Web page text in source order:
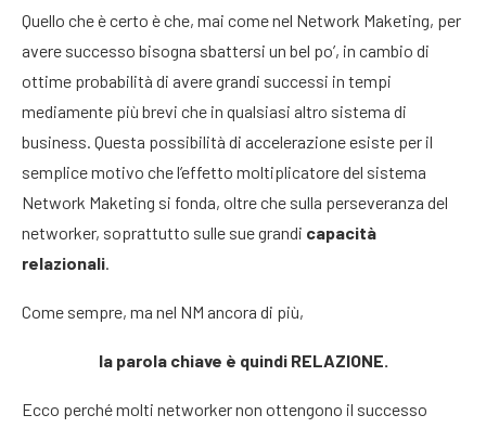
Quello che è certo è che, mai come nel Network Maketing, per
avere successo bisogna sbattersi un bel po’, in cambio di
ottime probabilità di avere grandi successi in tempi
mediamente più brevi che in qualsiasi altro sistema di
business. Questa possibilità di accelerazione esiste per il
semplice motivo che l’effetto moltiplicatore del sistema
Network Maketing si fonda, oltre che sulla perseveranza del
networker, soprattutto sulle sue grandi capacità
relazionali.
Come sempre, ma nel NM ancora di più,
la parola chiave è quindi RELAZIONE.
Ecco perché molti networker non ottengono il successo